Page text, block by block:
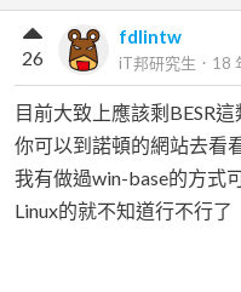
fdlintw
iT邦研究生 ． 18
26
目前大致上應該剩BESR
你可以到諾頓的網站去看
我有做過win-base的方式
Linux的就不知道行不行了